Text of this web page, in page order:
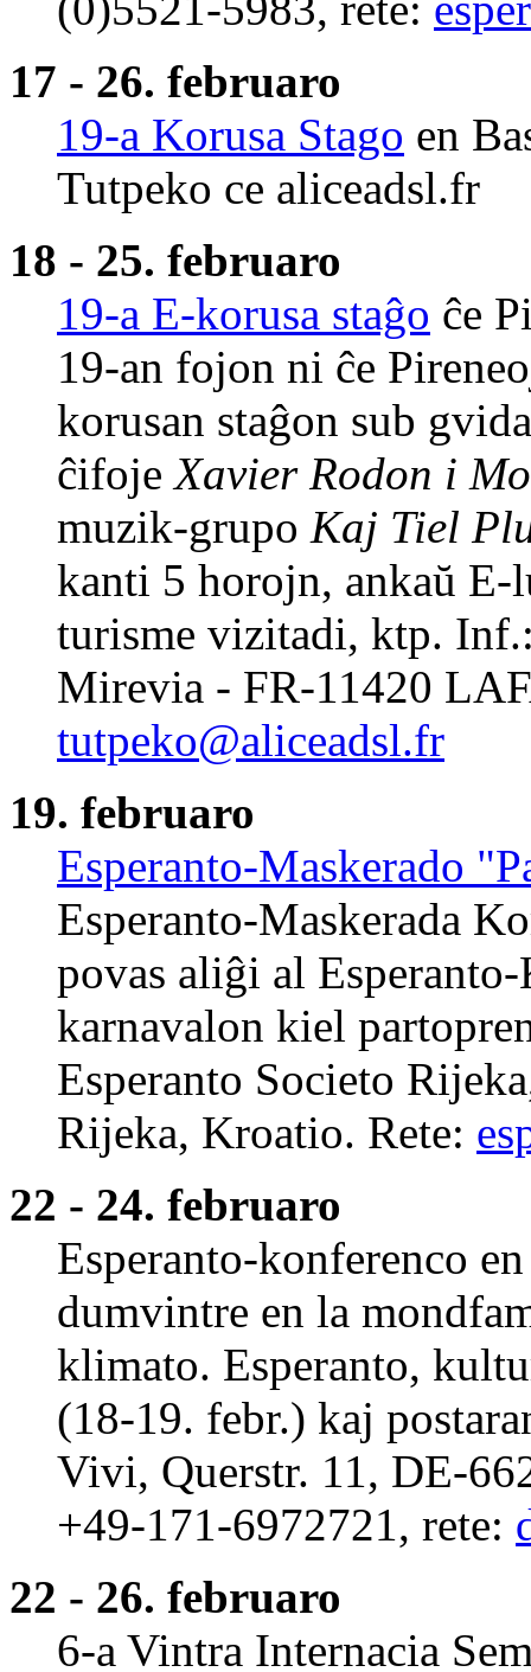
17 - 26. februaro
19-a Korusa Stago en
Tutpeko ce aliceadsl.fr
18 - 25. februaro
19-a E-korusa staĝo ĉe
19-an fojon ni ĉe
korusan staĝon sub
ĉifojeXavier Rodon i
muzik-grupo Kaj Tiel
kanti 5 horojn, ankaŭ E-
turisme vizitadi, ktp.
Mirevia - FR-11420
tutpeko@aliceadsl.fr
19. februaro
Esperanto-Maskerado
Esperanto-Maskerada
povas aliĝi al
karnavalon kiel
Esperanto Societo
Rijeka, Kroatio. Rete:
22 - 24. februaro
Esperanto-konferenco
dumvintre en la
klimato. Esperanto,
(18-19. febr.) kaj
Vivi, Querstr. 11, DE-
+49-171-6972721, rete:
22 - 26. februaro
6-a Vintra Internacia